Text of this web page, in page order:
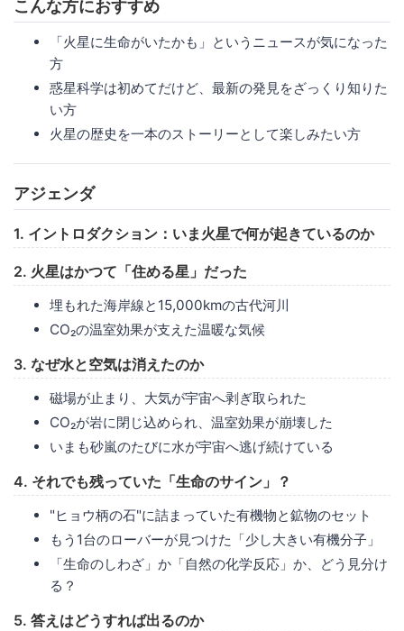
こんな方におすすめ
「火星に生命がいたかも」というニュースが気になった
方
惑星科学は初めてだけど、最新の発見をざっくり知りた
い方
火星の歴史を一本のストーリーとして楽しみたい方
アジェンダ
1. イントロダクション：いま火星で何が起きているのか
2. 火星はかつて「住める星」だった
埋もれた海岸線と15,000kmの古代河川
CO₂の温室効果が支えた温暖な気候
3. なぜ水と空気は消えたのか
磁場が止まり、大気が宇宙へ剥ぎ取られた
CO₂が岩に閉じ込められ、温室効果が崩壊した
いまも砂嵐のたびに水が宇宙へ逃げ続けている
4. それでも残っていた「生命のサイン」？
"ヒョウ柄の石"に詰まっていた有機物と鉱物のセット
もう1台のローバーが見つけた「少し大きい有機分子」
「生命のしわざ」か「自然の化学反応」か、どう見分け
る？
5. 答えはどうすれば出るのか